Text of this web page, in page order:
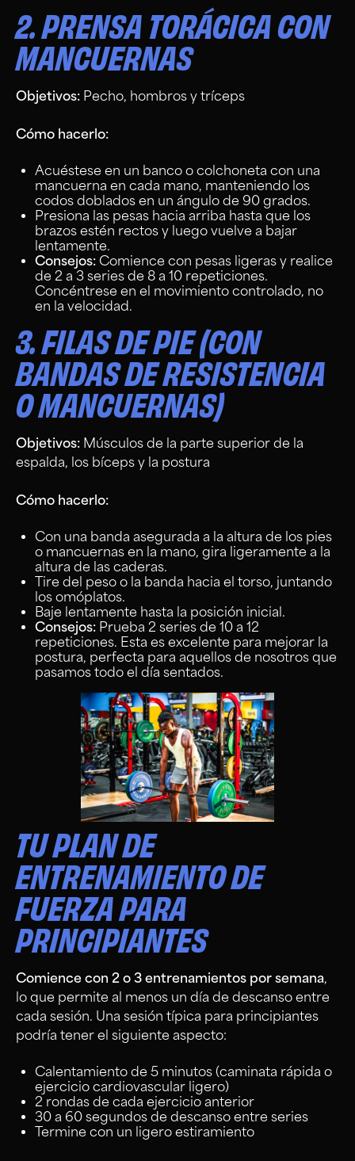
2. PRENSA TORÁCICA CON
MANCUERNAS
Objetivos: Pecho, hombros y tríceps
Cómo hacerlo:
Acuéstese en un banco o colchoneta con una
mancuerna en cada mano, manteniendo los
codos doblados en un ángulo de 90 grados.
Presiona las pesas hacia arriba hasta que los
brazos estén rectos y luego vuelve a bajar
lentamente.
Consejos: Comience con pesas ligeras y realice
de 2 a 3 series de 8 a 10 repeticiones.
Concéntrese en el movimiento controlado, no
en la velocidad.
3. FILAS DE PIE (CON
BANDAS DE RESISTENCIA
O MANCUERNAS)
Objetivos: Músculos de la parte superior de la
espalda, los bíceps y la postura
Cómo hacerlo:
Con una banda asegurada a la altura de los pies
o mancuernas en la mano, gira ligeramente a la
altura de las caderas.
Tire del peso o la banda hacia el torso, juntando
los omóplatos.
Baje lentamente hasta la posición inicial.
Consejos: Prueba 2 series de 10 a 12
repeticiones. Esta es excelente para mejorar la
postura, perfecta para aquellos de nosotros que
pasamos todo el día sentados.
TU PLAN DE
ENTRENAMIENTO DE
FUERZA PARA
PRINCIPIANTES
Comience con 2 o 3 entrenamientos por semana,
lo que permite al menos un día de descanso entre
cada sesión. Una sesión típica para principiantes
podría tener el siguiente aspecto:
Calentamiento de 5 minutos (caminata rápida o
ejercicio cardiovascular ligero)
2 rondas de cada ejercicio anterior
30 a 60 segundos de descanso entre series
Termine con un ligero estiramiento